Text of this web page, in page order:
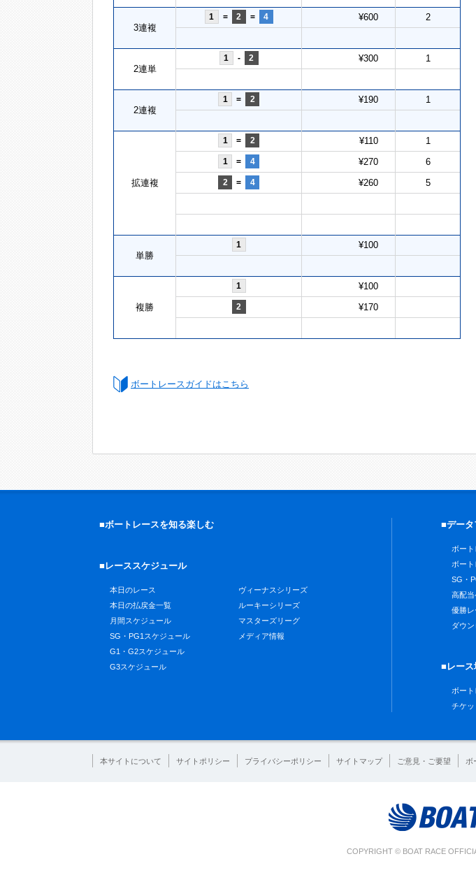
3連複
1 = 2 = 4 ¥600 2
2連単
1 - 2 ¥300 1
2連複
1 = 2 ¥190 1
拡連複
1 = 2 ¥110 1
1 = 4 ¥270 6
2 = 4 ¥260 5
単勝
1 ¥100
複勝
1 ¥100
2 ¥170
ボートレースガイドはこちら
■ボートレースを知る楽しむ
■レーススケジュール
本日のレース
本日の払戻金一覧
月間スケジュール
SG・PG1スケジュール
G1・G2スケジュール
G3スケジュール
ヴィーナスシリーズ
ルーキーシリーズ
マスターズリーグ
メディア情報
■データ
ボー
ボー
SG・
高配
優勝
ダウ
■レース
ボー
チケ
本サイトについて サイトポリシー プライバシーポリシー サイトマップ ご意見・ご要望 ボ
COPYRIGHT © BOAT RACE